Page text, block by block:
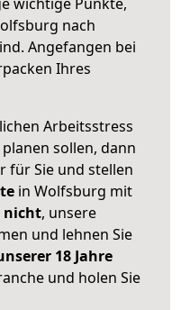
nach
Angefangen bei
Ihres
Arbeitsstress
sollen, dann
für Sie und stellen
in Wolfsburg mit
nicht, unsere
und lehnen Sie
18 Jahre
und holen Sie